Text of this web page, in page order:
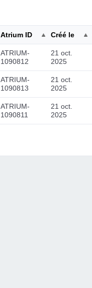
Atrium ID Créé le
ATRIUM-
1090812
21 oct.
2025
ATRIUM-
1090813
21 oct.
2025
ATRIUM-
1090811
21 oct.
2025